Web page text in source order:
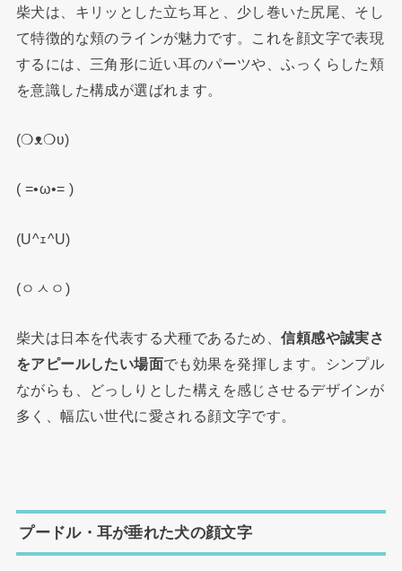
柴犬は、キリッとした立ち耳と、少し巻いた尻尾、そし
て特徴的な頬のラインが魅力です。これを顔文字で表現
するには、三角形に近い耳のパーツや、ふっくらした頬
を意識した構成が選ばれます。
(❍ᴥ❍ʋ)
( =•ω•= )
(U^ｪ^U)
(ㅇㅅㅇ)
柴犬は日本を代表する犬種であるため、信頼感や誠実さ
をアピールしたい場面でも効果を発揮します。シンプル
ながらも、どっしりとした構えを感じさせるデザインが
多く、幅広い世代に愛される顔文字です。
プードル・耳が垂れた犬の顔文字